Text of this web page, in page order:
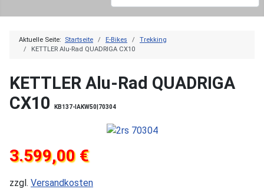
Aktuelle Seite: Startseite E-Bikes
Trekking
KETTLER Alu-Rad QUADRIGA CX10
KETTLER Alu-Rad QUADRIGA
CX10
KB137-IAKW50|70304
3.599,00 €
zzgl. Versandkosten